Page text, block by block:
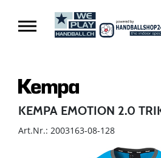
KEMPA EMOTION 2.0
Art.Nr.: 2003163-08-128